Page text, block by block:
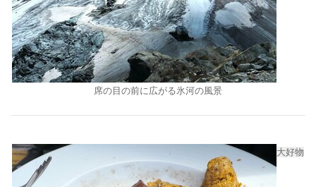
席の目の前に広がる氷河の風景
大好物